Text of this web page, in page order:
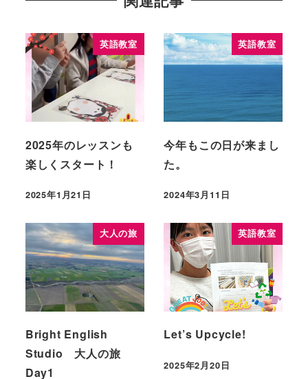
英語教室
2025年のレッスンも
楽しくスタート！
2025年1月21日
英語教室
今年もこの日が来まし
た。
2024年3月11日
大人の旅
Bright English
Studio 大人の旅
Day1
英語教室
Let’s Upcycle!
2025年2月20日